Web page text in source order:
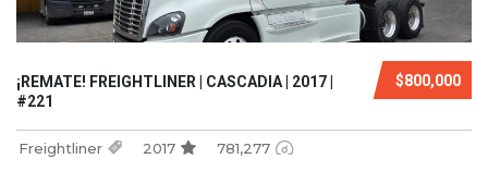
$800,000
¡REMATE! FREIGHTLINER | CASCADIA | 2017 |
#221
Freightliner 2017 781,277